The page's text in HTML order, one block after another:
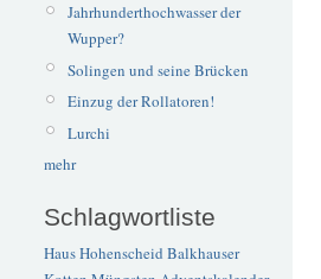
Jahrhunderthochwasser der
Wupper?
Solingen und seine Brücken
Einzug der Rollatoren!
Lurchi
mehr
Schlagwortliste
Haus Hohenscheid Balkhauser